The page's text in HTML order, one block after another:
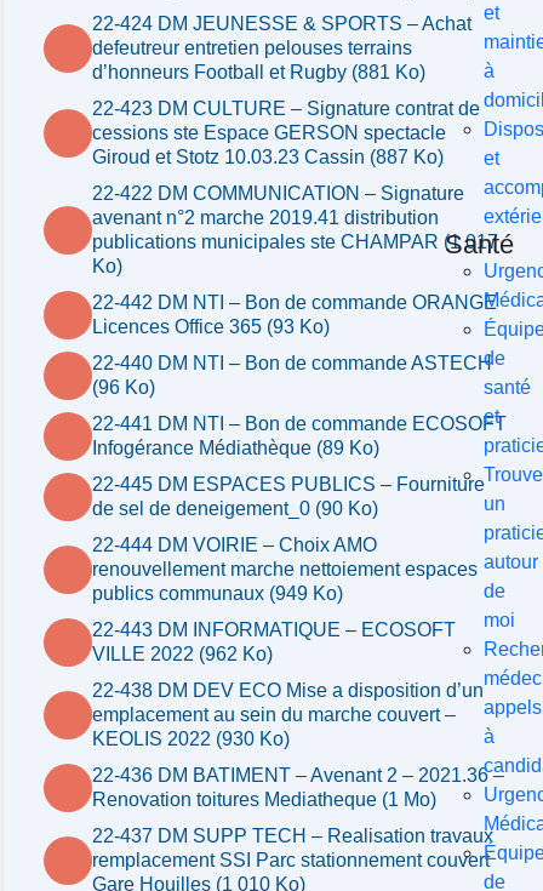
et
à
et
Santé
de
santé
et
un
autour
de
moi
appels
à
de
22-424 DM JEUNESSE & SPORTS – Achat
defeutreur entretien pelouses terrains
d’honneurs Football et Rugby (881 Ko)
22-423 DM CULTURE – Signature contrat de
cessions ste Espace GERSON spectacle
Giroud et Stotz 10.03.23 Cassin (887 Ko)
22-422 DM COMMUNICATION – Signature
avenant n°2 marche 2019.41 distribution
publications municipales ste CHAMPAR (1 017
Ko)
22-442 DM NTI – Bon de commande ORANGE
Licences Office 365 (93 Ko)
22-440 DM NTI – Bon de commande ASTECH
(96 Ko)
22-441 DM NTI – Bon de commande ECOSOFT
Infogérance Médiathèque (89 Ko)
22-445 DM ESPACES PUBLICS – Fourniture
de sel de deneigement_0 (90 Ko)
22-444 DM VOIRIE – Choix AMO
renouvellement marche nettoiement espaces
publics communaux (949 Ko)
22-443 DM INFORMATIQUE – ECOSOFT
VILLE 2022 (962 Ko)
22-438 DM DEV ECO Mise a disposition d’un
emplacement au sein du marche couvert –
KEOLIS 2022 (930 Ko)
22-436 DM BATIMENT – Avenant 2 – 2021.36 –
Renovation toitures Mediatheque (1 Mo)
22-437 DM SUPP TECH – Realisation travaux
remplacement SSI Parc stationnement couvert
Gare Houilles (1 010 Ko)